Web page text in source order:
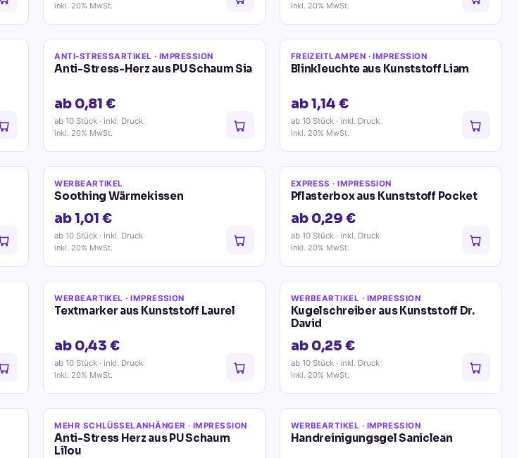
inkl. 20% MwSt.
inkl. 20% MwSt.
ANTI-STRESSARTIKEL · IMPRESSION
Anti-Stress-Herz aus PU Schaum Sia
ab 0,81 €
ab 10 Stück · inkl. Druck
inkl. 20% MwSt.
FREIZEITLAMPEN · IMPRESSION
Blinkleuchte aus Kunststoff Liam
ab 1,14 €
ab 10 Stück· inkl. Druck
inkl. 20% MwSt.
WERBEARTIKEL
Soothing Wärmekissen
ab 1,01 €
ab 10 Stück · inkl. Druck
inkl. 20% MwSt.
EXPRESS · IMPRESSION
Pflasterbox aus Kunststoff Pocket
ab 0,29 €
ab 10 Stück· inkl. Druck
inkl. 20% MwSt.
WERBEARTIKEL · IMPRESSION
Textmarker aus Kunststoff Laurel
ab 0,43 €
ab 10 Stück · inkl. Druck
inkl. 20% MwSt.
WERBEARTIKEL · IMPRESSION
Kugelschreiber aus Kunststoff Dr.
David
ab 0,25 €
ab 10 Stück· inkl. Druck
inkl. 20% MwSt.
MEHR SCHLÜSSELANHÄNGER · IMPRESSION
Anti-Stress Herz aus PU Schaum
Lilou
WERBEARTIKEL · IMPRESSION
Handreinigungsgel Saniclean